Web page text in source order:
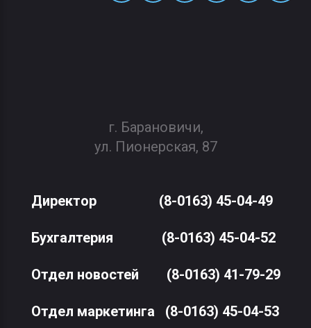
г. Барановичи,
ул. Пионерская, 87
Директор (8-0163) 45-04-49
Бухгалтерия (8-0163) 45-04-52
Отдел новостей (8-0163) 41-79-29
Отдел маркетинга (8-0163) 45-04-53